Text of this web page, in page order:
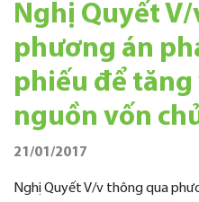
Nghị Quyết
phương án
phiếu để tăng
nguồn vốn
21/01/2017
Nghị Quyết V/v thông qua